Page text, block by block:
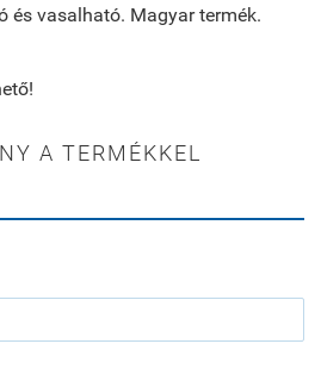
és vasalható. Magyar termék.
A TERMÉKKEL